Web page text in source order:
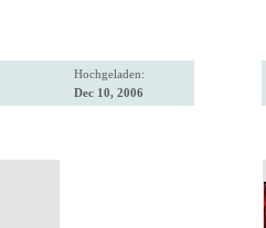
Hochgeladen:
Dec 10, 2006